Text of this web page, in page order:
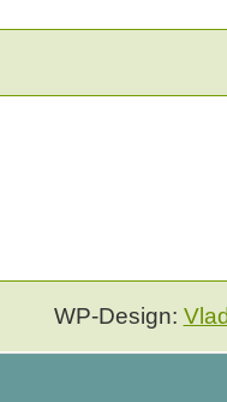
WP-Design: